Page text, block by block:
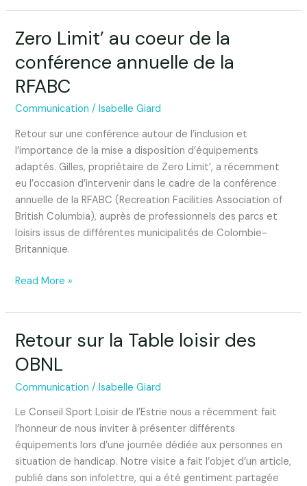
Zero Limit’ au coeur de la
conférence annuelle de la
RFABC
Communication /Isabelle Giard
Retour sur une conférence autour de l’inclusion et
l’importance de la mise a disposition d’équipements
adaptés. Gilles, propriétaire de Zero Limit’, a récemment
eu l’occasion d’intervenir dans le cadre de la conférence
annuelle de la RFABC (Recreation Facilities Association of
British Columbia), auprès de professionnels des parcs et
loisirs issus de différentes municipalités de Colombie-
Britannique.
Zero
au
coeur
la
conférence
annuelle
de
la
RFABC
Read More »
Retour sur la Table loisir des
OBNL
Communication /Isabelle Giard
Le Conseil Sport Loisir de l’Estrie nous a récemment fait
l’honneur de nous inviter à présenter différents
équipements lors d’une journée dédiée aux personnes en
situation de handicap. Notre visite a fait l’objet d’un article,
publié dans son infolettre, qui a été gentiment partagée
Retour
la
Table
des
OBNL